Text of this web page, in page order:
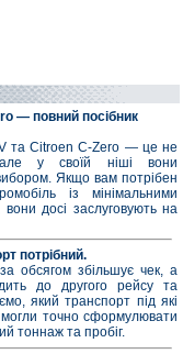
— повний посібник
та Citroen C-Zero — це не
але у своїй ніші вони
Якщо вам потрібен
із мінімальними
досі заслуговують на
потрібний.
обсягом збільшує чек, а
до другого рейсу та
який транспорт під які
точно сформулювати
тоннаж та пробіг.